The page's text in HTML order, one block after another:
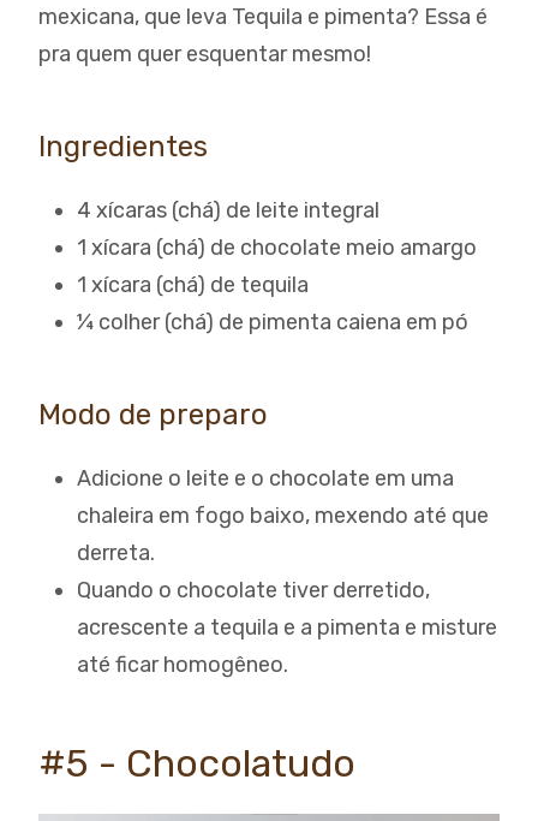
mexicana, que leva Tequila e pimenta? Essa é
pra quem quer esquentar mesmo!
Ingredientes
4 xícaras (chá) de leite integral
1 xícara (chá) de chocolate meio amargo
1 xícara (chá) de tequila
¼ colher (chá) de pimenta caiena em pó
Modo de preparo
Adicione o leite e o chocolate em uma
chaleira em fogo baixo, mexendo até que
derreta.
Quando o chocolate tiver derretido,
acrescente a tequila e a pimenta e misture
até ficar homogêneo.
#5 - Chocolatudo